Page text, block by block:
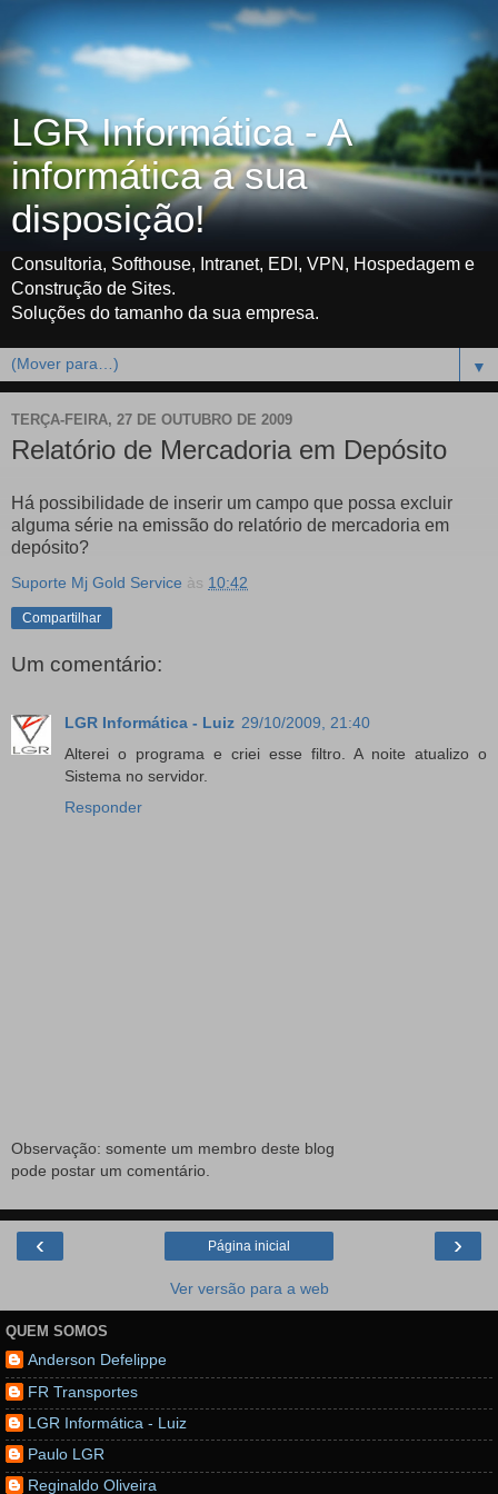
LGR Informática - A
informática a sua
disposição!
Consultoria, Softhouse, Intranet, EDI, VPN, Hospedagem e
Construção de Sites.
Soluções do tamanho da sua empresa.
▼
TERÇA-FEIRA, 27 DE OUTUBRO DE 2009
Relatório de Mercadoria em Depósito
Há possibilidade de inserir um campo que possa excluir
alguma série na emissão do relatório de mercadoria em
depósito?
Suporte Mj Gold Service às 10:42
Compartilhar
Um comentário:
LGR Informática - Luiz 29/10/2009, 21:40
Alterei o programa e criei esse filtro. A noite atualizo o
Sistema no servidor.
Responder
Observação: somente um membro deste blog
pode postar um comentário.
‹ ›
Página inicial
Ver versão para a web
QUEM SOMOS
Anderson Defelippe
FR Transportes
LGR Informática - Luiz
Paulo LGR
Reginaldo Oliveira